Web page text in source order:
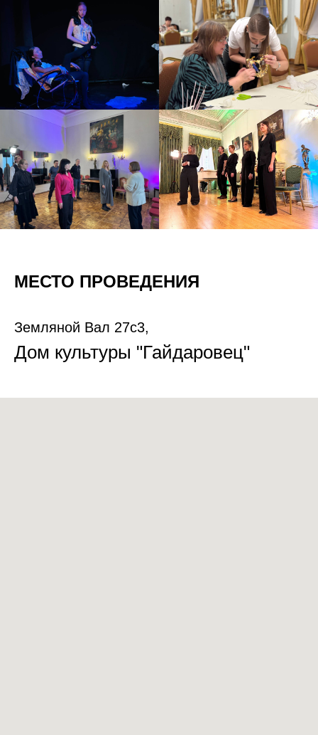
МЕСТО ПРОВЕДЕНИЯ
Земляной Вал 27с3,
Дом культуры "Гайдаровец"